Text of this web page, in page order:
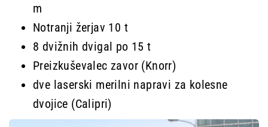
m
Notranji žerjav 10 t
8 dvižnih dvigal po 15 t
Preizkuševalec zavor (Knorr)
dve laserski merilni napravi za kolesne
dvojice (Calipri)